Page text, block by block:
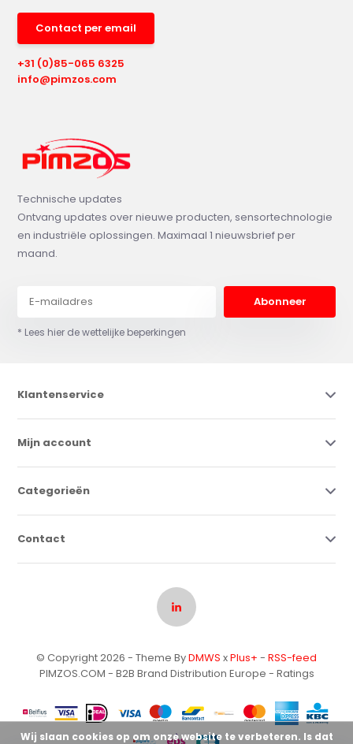
Contact per email
+31 (0)85-065 6325
info@pimzos.com
Technische updates
Ontvang updates over nieuwe producten, sensortechnologie
en industriële oplossingen. Maximaal 1 nieuwsbrief per
maand.
Abonneer
* Lees hier de wettelijke beperkingen
Klantenservice
Mijn account
Categorieën
Contact
© Copyright 2026 - Theme ByDMWS xPlus+ - RSS-feed
PIMZOS.COM - B2B Brand Distribution Europe - Ratings
Wij slaan cookies op om onze website te verbeteren. Is dat